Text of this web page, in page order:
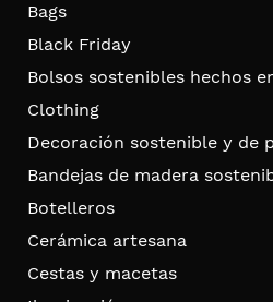
Bags
Black Friday
Bolsos sostenibles hechos
Clothing
Decoración sostenible y de
Bandejas de madera
Botelleros
Cerámica artesana
Cestas y macetas